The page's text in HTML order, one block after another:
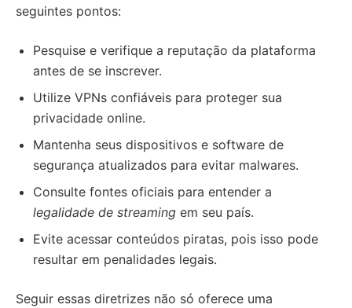
seguintes pontos:
Pesquise e verifique a reputação da plataforma
antes de se inscrever.
Utilize VPNs confiáveis para proteger sua
privacidade online.
Mantenha seus dispositivos e software de
segurança atualizados para evitar malwares.
Consulte fontes oficiais para entender a
legalidade de streaming em seu país.
Evite acessar conteúdos piratas, pois isso pode
resultar em penalidades legais.
Seguir essas diretrizes não só oferece uma